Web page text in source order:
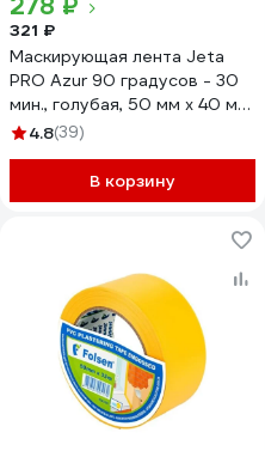
321 ₽
Маскирующая лента Jeta
PRO Azur 90 градусов - 30
мин., голубая, 50 мм х 40 м
58490/50
4.8(39)
В корзину